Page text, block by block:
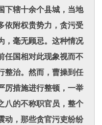
下辖十余个县城，当地
依附权贵势力，贪污受
，毫无顾忌。这种情况
任国相对此现象视而不
整治。然而，曹操到任
厉措施进行整顿，一举
八的不称职官员，整个
动，那些贪官污吏纷纷